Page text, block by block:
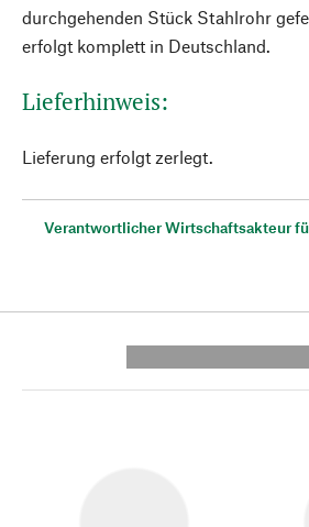
durchgehenden Stück Stahlrohr
erfolgt komplett in Deutschland.
Lieferhinweis:
Lieferung erfolgt zerlegt.
Verantwortlicher Wirtschaftsakteur